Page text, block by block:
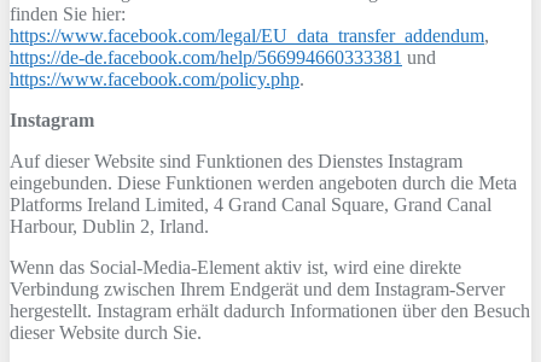
finden Sie hier:
https://www.facebook.com/legal/EU_data_transfer_addendum,
https://de-de.facebook.com/help/566994660333381 und
https://www.facebook.com/policy.php.
Instagram
Auf dieser Website sind Funktionen des Dienstes Instagram
eingebunden. Diese Funktionen werden angeboten durch die Meta
Platforms Ireland Limited, 4 Grand Canal Square, Grand Canal
Harbour, Dublin 2, Irland.
Wenn das Social-Media-Element aktiv ist, wird eine direkte
Verbindung zwischen Ihrem Endgerät und dem Instagram-Server
hergestellt. Instagram erhält dadurch Informationen über den Besuch
dieser Website durch Sie.